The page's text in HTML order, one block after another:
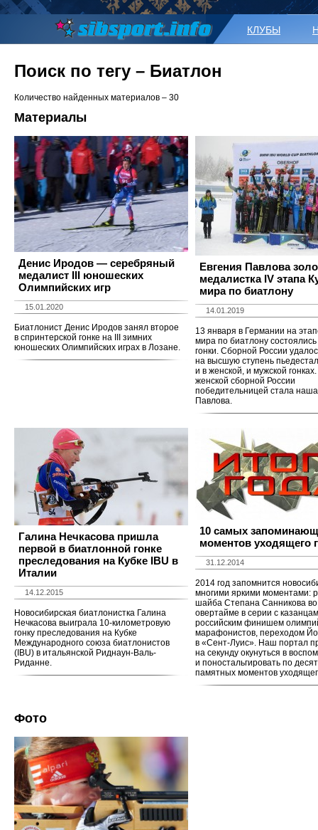
КЛУБЫ
Поиск по тегу – Биатлон
Количество найденных материалов – 30
Материалы
​Денис Иродов — серебряный
медалист III юношеских
Олимпийских игр
15.01.2020
Биатлонист Денис Иродов занял второе
в спринтерской гонке на III зимних
юношеских Олимпийских играх в Лозане.
Евгения Павлова
медалистка IV этапа
мира по биатлону
14.01.2019
13 января в Германии на
мира по биатлону
гонки. Сборной России
на высшую ступень
и в женской, и мужской
женской сборной России
победительницей стала
Павлова.
Галина Нечкасова пришла
первой в биатлонной гонке
преследования на Кубке IBU в
Италии
14.12.2015
Новосибирская биатлонистка Галина
Нечкасова выиграла 10-километровую
гонку преследования на Кубке
Международного союза биатлонистов
(IBU) в итальянской Риднаун-Валь-
Риданне.
10 самых
моментов уходящего
31.12.2014
2014 год запомнится
многими яркими моментами:
шайба Степана Санникова
овертайме в серии с
российским финишем
марафонистов, переходом
в «Сент-Луис». Наш портал
на секунду окунуться в
и поностальгировать по
памятных моментов
Фото